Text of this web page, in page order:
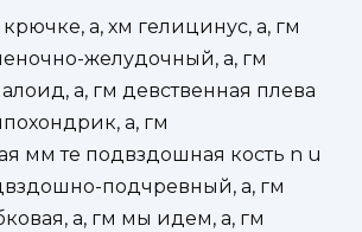
а, хм гелицинус, а, гм
желудочный, а, гм
а, гм девственная плева
а, гм
мм те подвздошная кость n u
подчревный, а, гм
а, гм мы идем, а, гм